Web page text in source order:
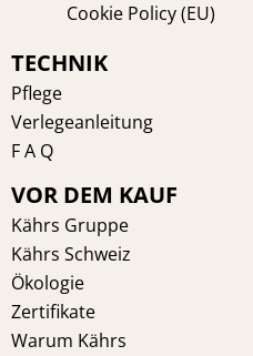
Cookie Policy (EU)
TECHNIK
Pflege
Verlegeanleitung
F A Q
VOR DEM KAUF
Kährs Gruppe
Kährs Schweiz
Ökologie
Zertifikate
Warum Kährs